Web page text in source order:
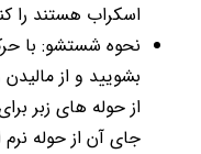
اسکراب هستند را
نحوه شستشو: با
بشویید و از
از حوله های زبر
جای آن از حوله نرم